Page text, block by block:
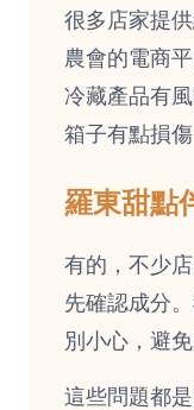
很多店家提
農會的電商
冷藏產品有
箱子有點損
羅東甜點
有的，不少
先確認成分
別小心，避
這些問題都